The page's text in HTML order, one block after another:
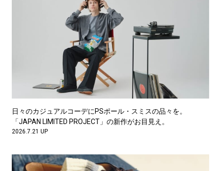
日々のカジュアルコーデにPSポール・スミスの品々を。
「JAPAN LIMITED PROJECT」の新作がお目見え。
2026.7.21 UP